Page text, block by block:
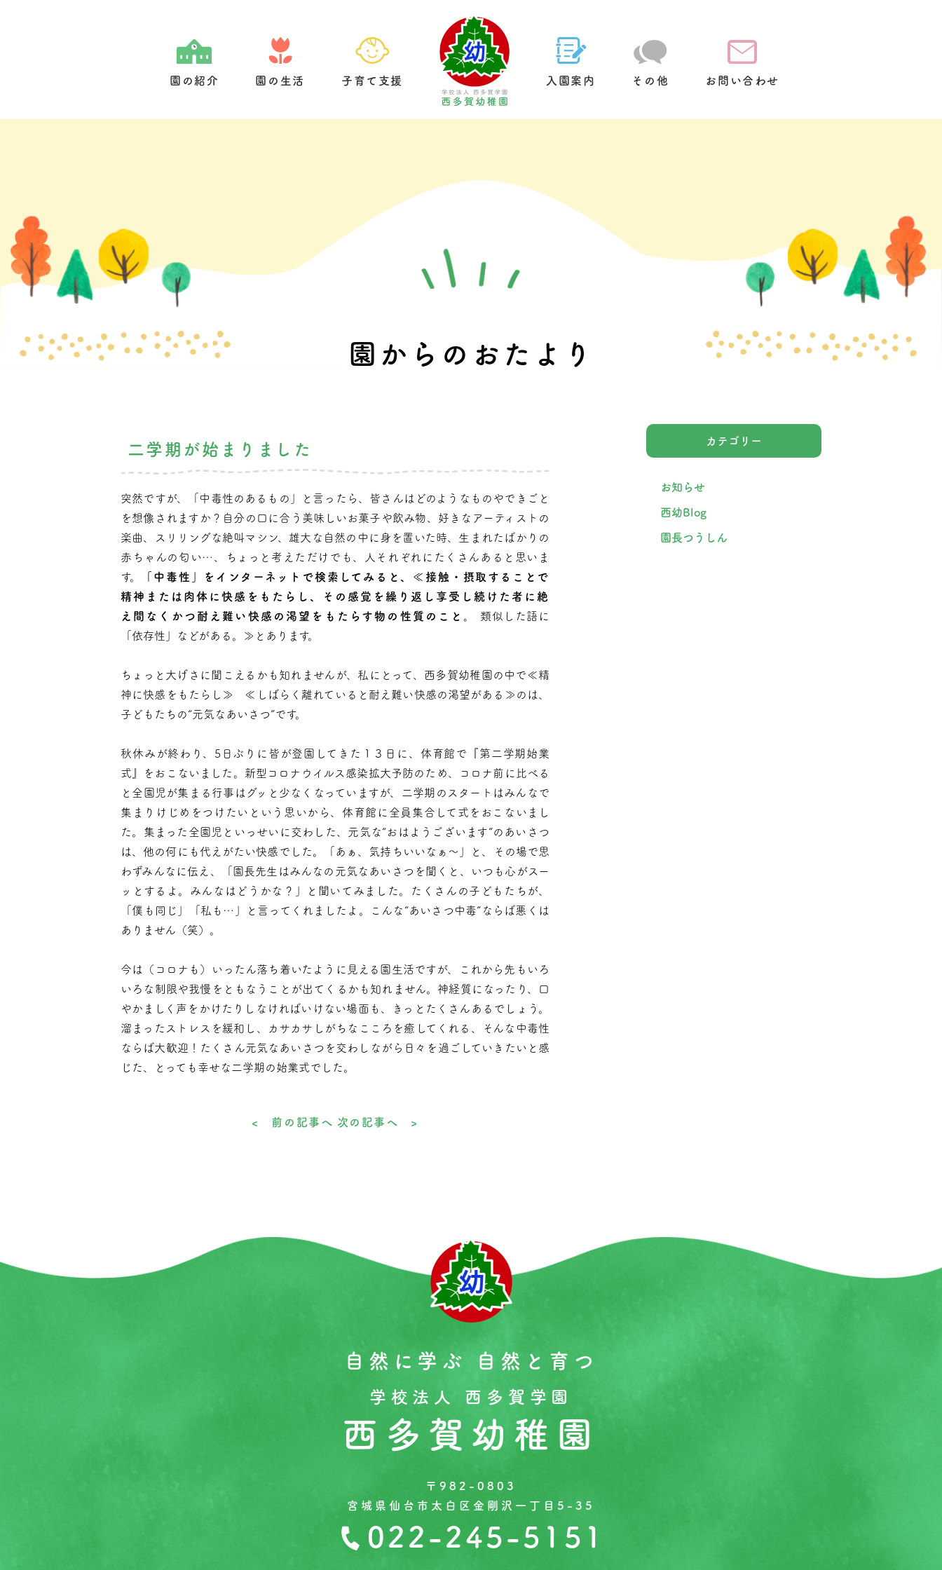
園の紹介 園の生活 子育て支援 入園案内 その他 お問い合わせ
園からのおたより
二学期が始まりました
突然ですが、「中毒性のあるもの」と言ったら、皆さんはどのようなものやできごと
を想像されますか？自分の口に合う美味しいお菓子や飲み物、好きなアーティストの
楽曲、スリリングな絶叫マシン、雄大な自然の中に身を置いた時、生まれたばかりの
赤ちゃんの匂い…、ちょっと考えただけでも、人それぞれにたくさんあると思いま
す。
中毒性」をインターネットで検索してみると、≪接触・摂取することで
精神または肉体に快感をもたらし、その感覚を繰り返し享受し続けた者に絶
え間なくかつ耐え難い快感の渇望をもたらす物の性質のこと
類似した語に
「依存性」などがある。≫とあります。
ちょっと大げさに聞こえるかも知れませんが、私にとって、西多賀幼稚園の中で≪精
神に快感をもたらし≫ ≪しばらく離れていると耐え難い快感の渇望がある≫のは、
子どもたちの“元気なあいさつ”です。
秋休みが終わり、5日ぶりに皆が登園してきた１３日に、体育館で『第二学期始業
式』をおこないました。新型コロナウイルス感染拡大予防のため、コロナ前に比べる
と全園児が集まる行事はグッと少なくなっていますが、二学期のスタートはみんなで
集まりけじめをつけたいという思いから、体育館に全員集合して式をおこないまし
た。集まった全園児といっせいに交わした、元気な“おはようございます”のあいさつ
は、他の何にも代えがたい快感でした。「あぁ、気持ちいいなぁ～」と、その場で思
わずみんなに伝え、「園長先生はみんなの元気なあいさつを聞くと、いつも心がスー
ッとするよ。みんなはどうかな？」と聞いてみました。たくさんの子どもたちが、
「僕も同じ」「私も…」と言ってくれましたよ。こんな“あいさつ中毒”ならば悪くは
ありません（笑）。
今は（コロナも）いったん落ち着いたように見える園生活ですが、これから先もいろ
いろな制限や我慢をともなうことが出てくるかも知れません。神経質になったり、口
やかましく声をかけたりしなければいけない場面も、きっとたくさんあるでしょう。
溜まったストレスを緩和し、カサカサしがちなこころを癒してくれる、そんな中毒性
ならば大歓迎！たくさん元気なあいさつを交わしながら日々を過ごしていきたいと感
じた、とっても幸せな二学期の始業式でした。
< 前の記事へ 次の記事へ >
カテゴリー
お知らせ
西幼Blog
園長つうしん
自然に学ぶ 自然と育つ
学校法人 西多賀学園
西多賀幼稚園
〒982-0803
宮城県仙台市太白区金剛沢一丁目5-35
022-245-5151